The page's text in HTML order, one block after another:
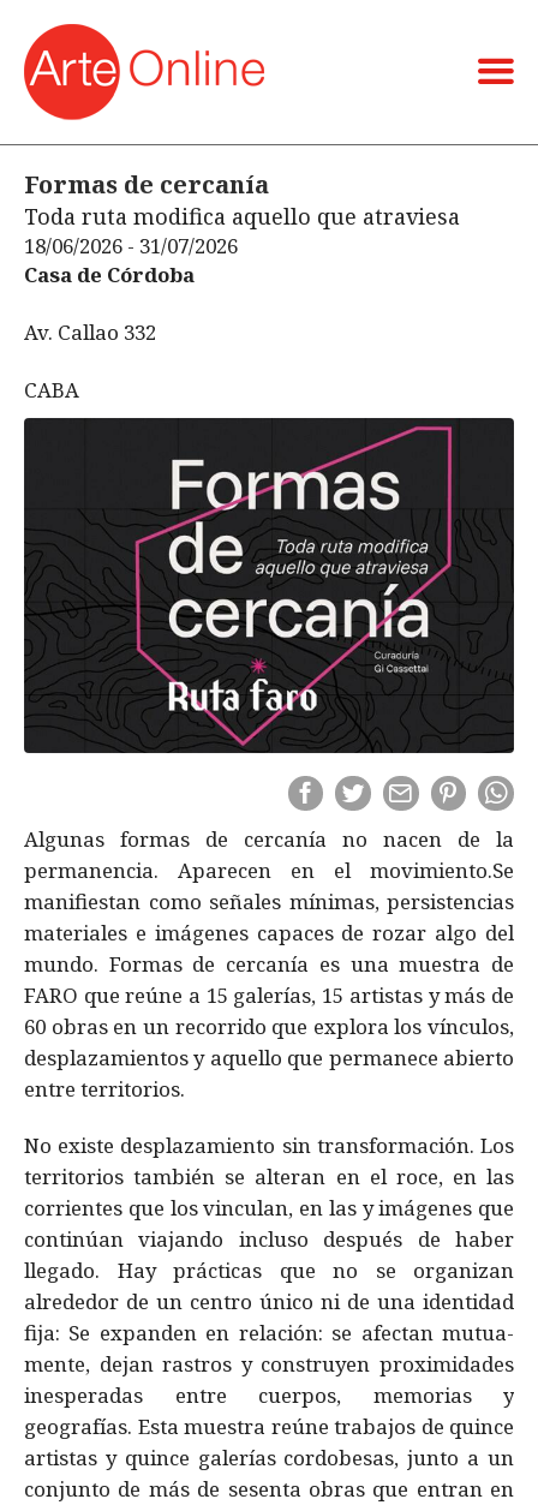
Formas de cercanía
Toda ruta modifica aquello que atraviesa
18/06/2026 - 31/07/2026
Casa de Córdoba
Av. Callao 332
CABA
Algunas formas de cercanía no nacen de la
permanencia. Aparecen en el movimiento.Se
manifiestan como señales mínimas, persistencias
materiales e imágenes capaces de rozar algo del
mundo. Formas de cercanía es una muestra de
FARO que reúne a 15 galerías, 15 artistas y más de
60 obras en un recorrido que explora los vínculos,
desplazamientos y aquello que permanece abierto
entre territorios.
No existe desplazamiento sin transformación. Los
territorios también se alteran en el roce, en las
corrientes que los vinculan, en las y imágenes que
continúan viajando incluso después de haber
llegado. Hay prácticas que no se organizan
alrededor de un centro único ni de una identidad
fija: Se expanden en relación: se afectan mutua-
mente, dejan rastros y construyen proximidades
inesperadas entre cuerpos, memorias y
geografías. Esta muestra reúne trabajos de quince
artistas y quince galerías cordobesas, junto a un
conjunto de más de sesenta obras que entran en